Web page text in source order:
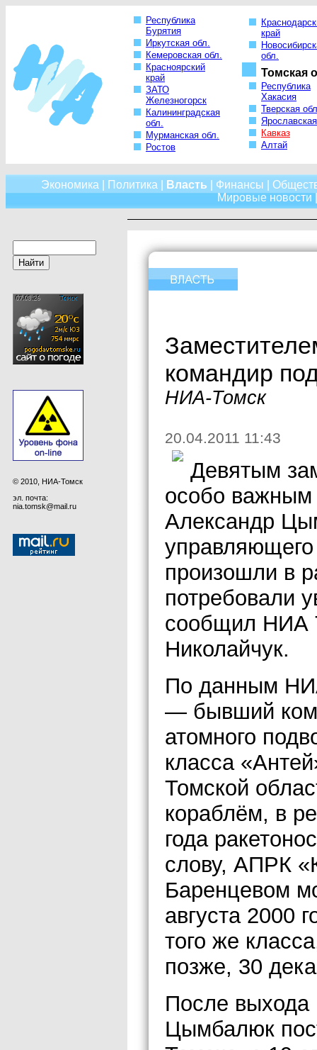
Республика
Бурятия
Иркутская обл.
Кемеровская обл.
Красноярский
край
ЗАТО
Железногорск
Калининградская
обл.
Мурманская обл.
Ростов
край
обл.
Томская
Республика
Хакасия
Тверская
Кавказ
Алтай
Экономика Политика Власть Финансы
Мировые новости
© 2010, НИА-Томск
эл. почта:
nia.tomsk@mail.ru
командир
НИА-Томск
20.04.2011 11:43
Девятым
особо
Александр
произошли в
потребовали
сообщил НИА
Николайчук.
По данным
— бывший
атомного
класса
Томской
кораблём, в
года
слову, АПРК
Баренцевом
августа 2000
того же
позже, 30
После выхода
Цымбалюк